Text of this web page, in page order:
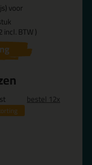
voor
incl. BTW )
bestel 12x